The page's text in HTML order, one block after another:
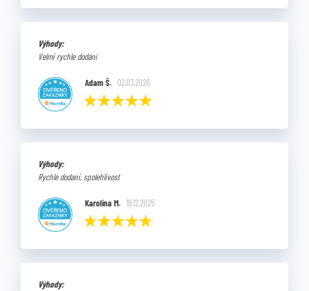
Výhody:
Velmi rychle dodání
Adam Š. 02.03.2026
Výhody:
Rychle dodani, spolehlivost
Karolína M. 19.12.2025
Výhody: